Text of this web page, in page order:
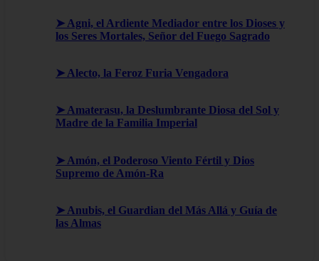
➤ Agni, el Ardiente Mediador entre los Dioses y
los Seres Mortales, Señor del Fuego Sagrado
➤ Alecto, la Feroz Furia Vengadora
➤ Amaterasu, la Deslumbrante Diosa del Sol y
Madre de la Familia Imperial
➤ Amón, el Poderoso Viento Fértil y Dios
Supremo de Amón-Ra
➤ Anubis, el Guardian del Más Allá y Guía de
las Almas